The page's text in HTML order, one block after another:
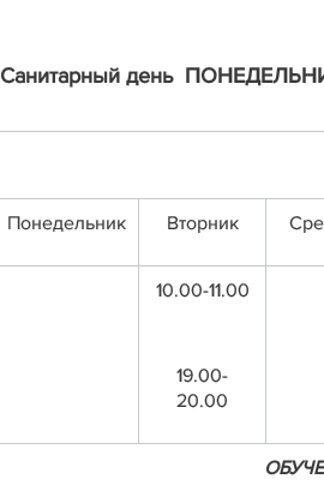
Санитарный день
Понедельник Вторник
10.00-11.00
19.00-
20.00